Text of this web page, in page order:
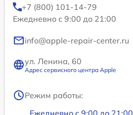
+7 (800) 101-14-79
Ежедневно с 9:00 до 21:00
info@apple-repair-center.ru
ул. Ленина, 60
Адрес сервисного центра Apple
Режим работы:
Ежедневно с 9:00 до 21:00